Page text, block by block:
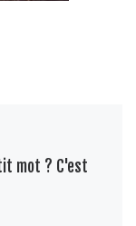
mot ? C'est